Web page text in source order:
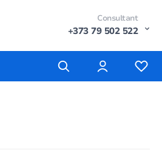
Consultant
+373 79 502 522